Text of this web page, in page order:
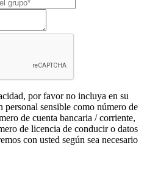
por favor no incluya en su
sensible como número de
de cuenta bancaria / corriente,
de licencia de conducir o datos
con usted según sea necesario